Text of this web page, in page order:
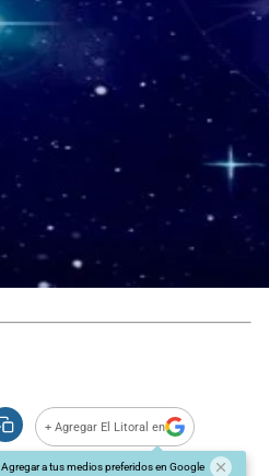
+ Agregar El Litoral en
Agregar a tus medios preferidos en Google